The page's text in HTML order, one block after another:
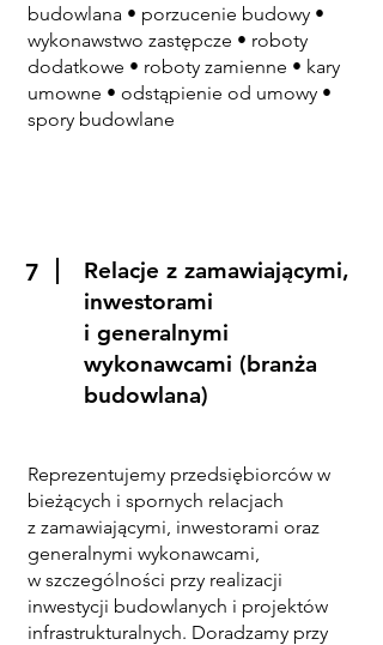
budowlana • porzucenie budowy •
wykonawstwo zastępcze • roboty
dodatkowe • roboty zamienne • kary
umowne • odstąpienie od umowy •
spory budowlane
7
Relacje z zamawiającymi,
inwestorami
i generalnymi
wykonawcami (branża
budowlana)
Reprezentujemy przedsiębiorców w
bieżących i spornych relacjach
z zamawiającymi, inwestorami oraz
generalnymi wykonawcami,
w szczególności przy realizacji
inwestycji budowlanych i projektów
infrastrukturalnych. Doradzamy przy